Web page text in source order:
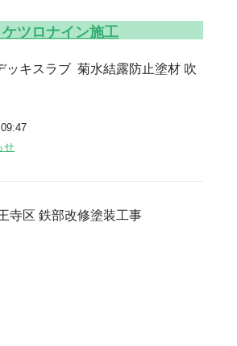
ツロナイン施工
ッキスラブ 菊水結露防止塗材 吹
せ